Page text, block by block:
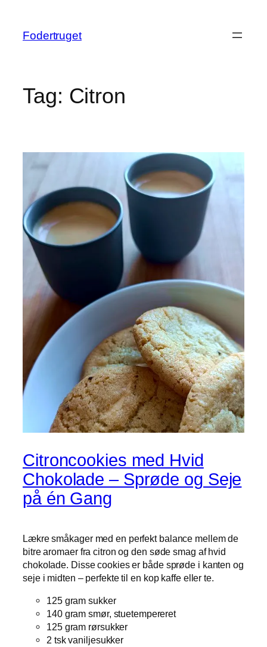
indhold
Fodertruget
Tag: Citron
Citroncookies med Hvid
Chokolade – Sprøde og Seje
på én Gang
Lækre småkager med en perfekt balance mellem de
bitre aromaer fra citron og den søde smag af hvid
chokolade. Disse cookies er både sprøde i kanten og
seje i midten – perfekte til en kop kaffe eller te.
125 gram sukker
140 gram smør, stuetempereret
125 gram rørsukker
2 tsk vaniljesukker